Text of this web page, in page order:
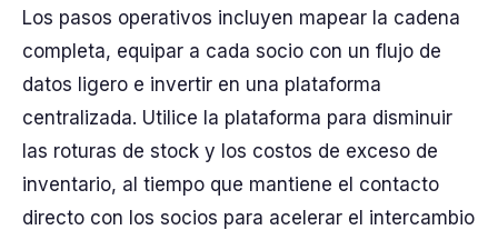
Los pasos operativos incluyen mapear la cadena
completa, equipar a cada socio con un flujo de
datos ligero e invertir en una plataforma
centralizada. Utilice la plataforma para disminuir
las roturas de stock y los costos de exceso de
inventario, al tiempo que mantiene el contacto
directo con los socios para acelerar el intercambio